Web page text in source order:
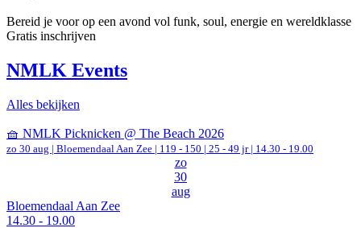
Bereid je voor op een avond vol funk, soul, energie en wereldklasse
Gratis inschrijven
NMLK Events
Alles bekijken
🧺 NMLK Picknicken @ The Beach 2026
zo 30 aug | Bloemendaal Aan Zee | 119 - 150 | 25 - 49 jr | 14.30 - 19.00
zo
30
aug
Bloemendaal Aan Zee
14.30 - 19.00